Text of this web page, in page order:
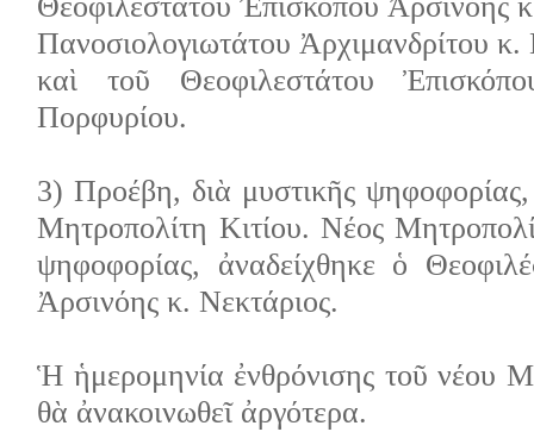
Πανοσιολογιωτάτου Ἀρχιμανδρίτου κ.
καὶ τοῦ Θεοφιλεστάτου
Πορφυρίου.
3) Προέβη, διὰ μυστικῆς
Μητροπολίτη Κιτίου. Νέος
ψηφοφορίας, ἀναδείχθηκε ὁ
Ἀρσινόης κ. Νεκτάριος.
Ἡ ἡμερομηνία ἐνθρόνισης τοῦ νέου
θὰ ἀνακοινωθεῖ ἀργότερα.